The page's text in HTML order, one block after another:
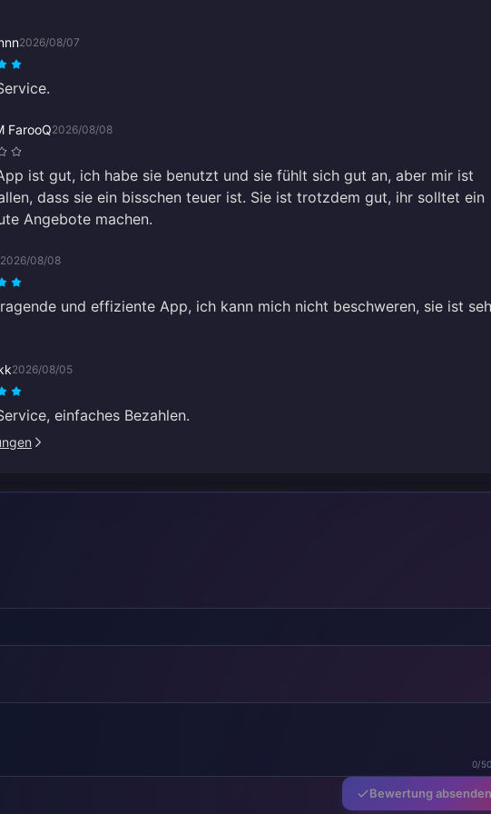
2026/08/07
FarooQ2026/08/08
ist gut, ich habe sie benutzt und sie fühlt sich gut an, aber mir ist
dass sie ein bisschen teuer ist. Sie ist trotzdem gut, ihr solltet ein
Angebote machen.
2026/08/08
und effiziente App, ich kann mich nicht beschweren, sie ist
2026/08/05
einfaches Bezahlen.
0/
Bewertung absenden